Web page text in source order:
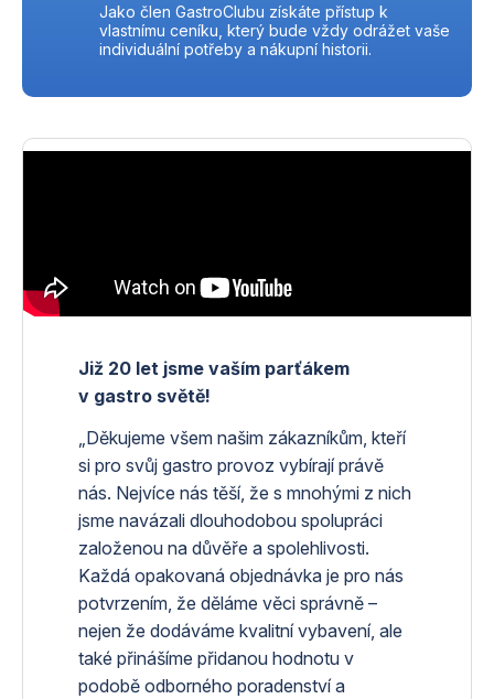
Již 20 let jsme vaším parťákem
v gastro světě!
„Děkujeme všem našim zákazníkům, kteří
si pro svůj gastro provoz vybírají právě
nás. Nejvíce nás těší, že s mnohými z nich
jsme navázali dlouhodobou spolupráci
založenou na důvěře a spolehlivosti.
Každá opakovaná objednávka je pro nás
potvrzením, že děláme věci správně –
nejen že dodáváme kvalitní vybavení, ale
také přinášíme přidanou hodnotu v
podobě odborného poradenství a
Jako člen GastroClubu získáte přístup k
vlastnímu ceníku, který bude vždy odrážet vaše
individuální potřeby a nákupní historii.